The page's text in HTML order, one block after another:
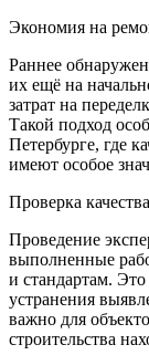
Экономия на
Раннее
их ещё на
затрат на
Такой подход
Петербурге, где
имеют особое
Проверка
Проведение
выполненные
и стандартам. Это
устранения
важно для
строительства